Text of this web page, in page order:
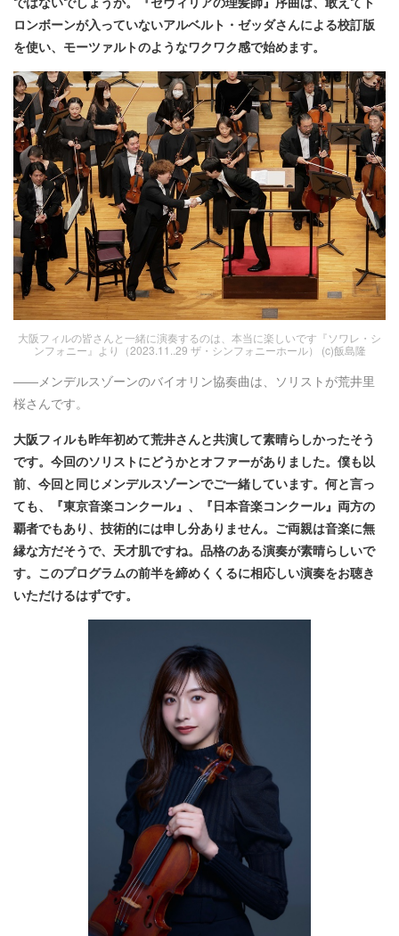
ロンボーンが入っていないアルベルト・ゼッダさんによる校訂版
を使い、モーツァルトのようなワクワク感で始めます。
大阪フィルの皆さんと一緒に演奏するのは、本当に楽しいです『ソワレ・シ
ンフォニー』より（2023.11..29 ザ・シンフォニーホール） (c)飯島隆
――メンデルスゾーンのバイオリン協奏曲は、ソリストが荒井里
桜さんです。
大阪フィルも昨年初めて荒井さんと共演して素晴らしかったそう
です。今回のソリストにどうかとオファーがありました。僕も以
前、今回と同じメンデルスゾーンでご一緒しています。何と言っ
ても、『東京音楽コンクール』、『日本音楽コンクール』両方の
覇者でもあり、技術的には申し分ありません。ご両親は音楽に無
縁な方だそうで、天才肌ですね。品格のある演奏が素晴らしいで
す。このプログラムの前半を締めくくるに相応しい演奏をお聴き
いただけるはずです。